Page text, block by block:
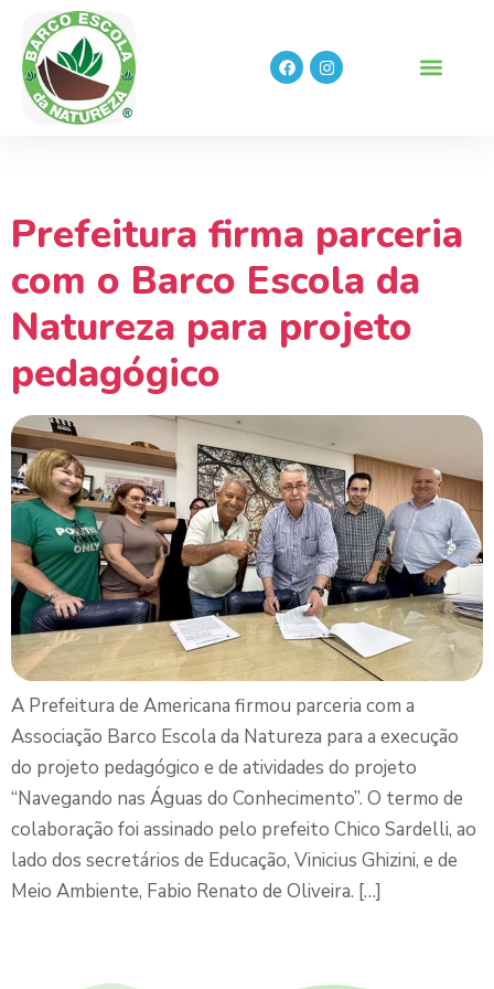
Prefeitura firma parceria
com o Barco Escola da
Natureza para projeto
pedagógico
A Prefeitura de Americana firmou parceria com a
Associação Barco Escola da Natureza para a execução
do projeto pedagógico e de atividades do projeto
“Navegando nas Águas do Conhecimento”. O termo de
colaboração foi assinado pelo prefeito Chico Sardelli, ao
lado dos secretários de Educação, Vinicius Ghizini, e de
Meio Ambiente, Fabio Renato de Oliveira. […]